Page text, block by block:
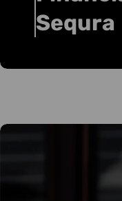
Sequra